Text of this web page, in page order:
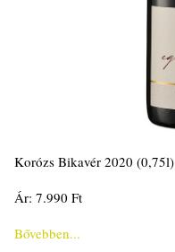
Korózs Bikavér 2020 (0,75l)
Ár: 7.990 Ft
Bővebben...